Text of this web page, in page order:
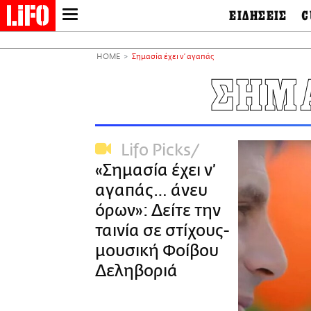
NEWSLETTER
ΜΙΚΡΟΠΡΑΓΜΑΤΑ
ΑΜΠΑ
PRINT
ΕΙΔΗΣΕΙΣ
Οικονομία
Πολιτισμός
TV & Media
European Lifo
&
HOME Σημασία έχει ν’ αγαπάς
Lifo Picks
«Σημασία έχει ν’
αγαπάς… άνευ
όρων»: Δείτε την
ταινία σε στίχους-
μουσική Φοίβου
Δεληβοριά